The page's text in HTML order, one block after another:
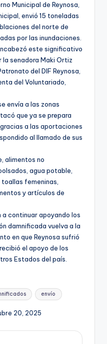
Municipal de Reynosa,
envió 15 toneladas
del norte de
por las inundaciones.
este significativo
senadora Maki Ortiz
del DIF Reynosa,
del Voluntariado,
envía a las zonas
que ya se prepara
a las aportaciones
al llamado de sus
alimentos no
agua potable,
femeninas,
y artículos de
continuar apoyando los
damnificada vuelva a la
en que Reynosa sufrió
el apoyo de los
Estados del país.
envío
20, 2025